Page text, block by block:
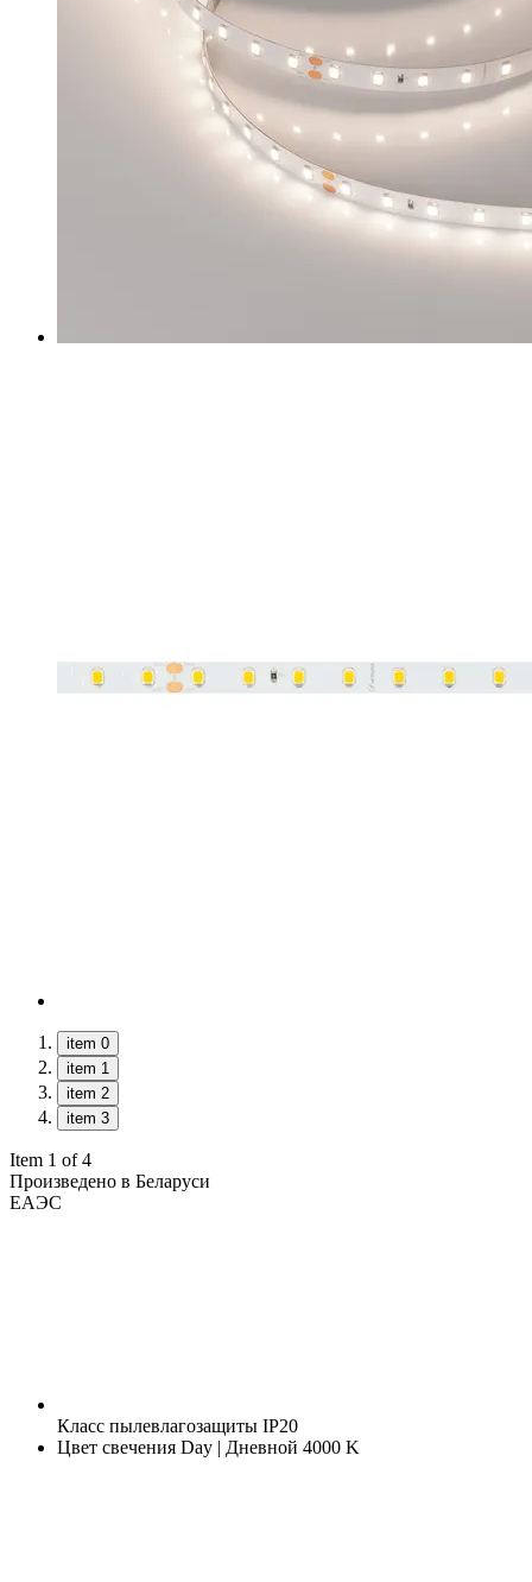
item 0
item 1
item 2
item 3
Item 1 of 4
Произведено в Беларуси
ЕАЭС
Класс пылевлагозащиты IP20
Цвет свечения Day | Дневной 4000 K